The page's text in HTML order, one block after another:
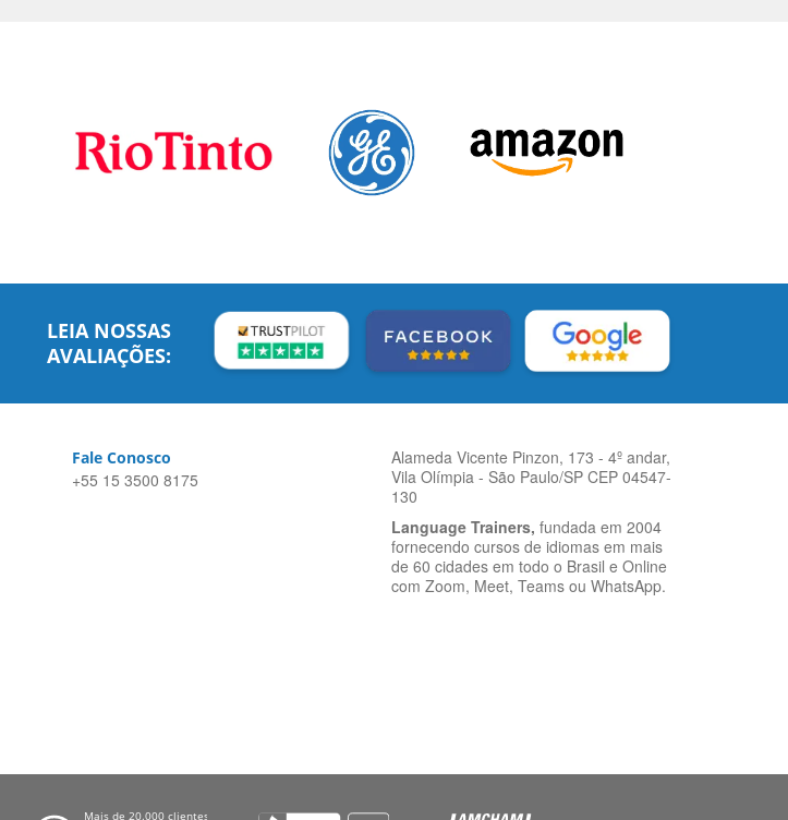
LEIA NOSSAS
AVALIAÇÕES:
Fale Conosco
+55 15 3500 8175
Alameda Vicente Pinzon, 173 - 4º andar,
Vila Olímpia - São Paulo/SP CEP 04547-
130
Language Trainers, fundada em 2004
fornecendo cursos de idiomas em mais
de 60 cidades em todo o Brasil e Online
com Zoom, Meet, Teams ou WhatsApp.